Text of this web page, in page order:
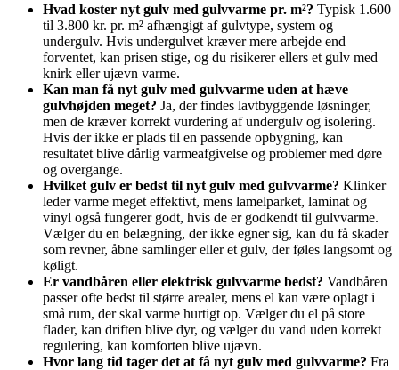
Hvad koster nyt gulv med gulvvarme pr. m²? Typisk 1.600
til 3.800 kr. pr. m² afhængigt af gulvtype, system og
undergulv. Hvis undergulvet kræver mere arbejde end
forventet, kan prisen stige, og du risikerer ellers et gulv med
knirk eller ujævn varme.
Kan man få nyt gulv med gulvvarme uden at hæve
gulvhøjden meget? Ja, der findes lavtbyggende løsninger,
men de kræver korrekt vurdering af undergulv og isolering.
Hvis der ikke er plads til en passende opbygning, kan
resultatet blive dårlig varmeafgivelse og problemer med døre
og overgange.
Hvilket gulv er bedst til nyt gulv med gulvvarme? Klinker
leder varme meget effektivt, mens lamelparket, laminat og
vinyl også fungerer godt, hvis de er godkendt til gulvvarme.
Vælger du en belægning, der ikke egner sig, kan du få skader
som revner, åbne samlinger eller et gulv, der føles langsomt og
køligt.
Er vandbåren eller elektrisk gulvvarme bedst? Vandbåren
passer ofte bedst til større arealer, mens el kan være oplagt i
små rum, der skal varme hurtigt op. Vælger du el på store
flader, kan driften blive dyr, og vælger du vand uden korrekt
regulering, kan komforten blive ujævn.
Hvor lang tid tager det at få nyt gulv med gulvvarme? Fra